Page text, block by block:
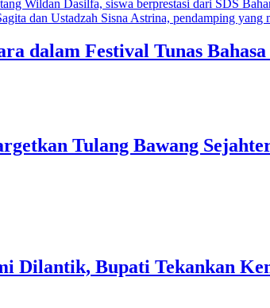
dalam Festival Tunas
Tulang Bawang
Dilantik, Bupati Tekankan